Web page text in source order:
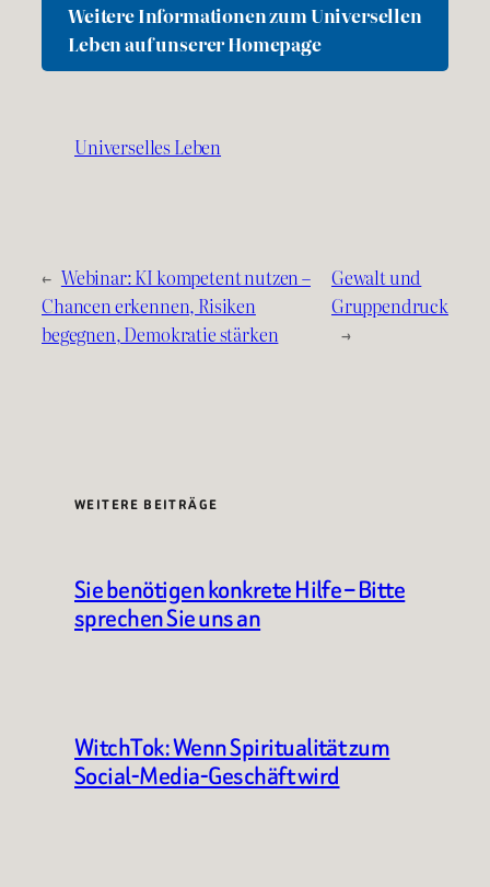
Weitere Informationen zum Universellen
Leben auf unserer Homepage
Universelles Leben
← Webinar: KI kompetent nutzen –
Chancen erkennen, Risiken
begegnen, Demokratie stärken
Gewalt und
Gruppendruck
→
WEITERE BEITRÄGE
Sie benötigen konkrete Hilfe – Bitte
sprechen Sie uns an
WitchTok: Wenn Spiritualität zum
Social-Media-Geschäft wird